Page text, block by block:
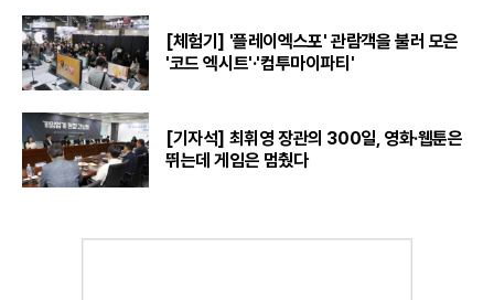
[체험기] '플레이엑스포' 관람객을 불러 모은
'코드 엑시트'·'컴투마이파티'
[기자석] 최휘영 장관의 300일, 영화·웹툰은
뛰는데 게임은 멈췄다